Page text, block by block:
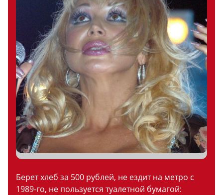
Берет хлеб за 500 рублей, не ездит на метро с
1989-го, не пользуется туалетной бумагой: